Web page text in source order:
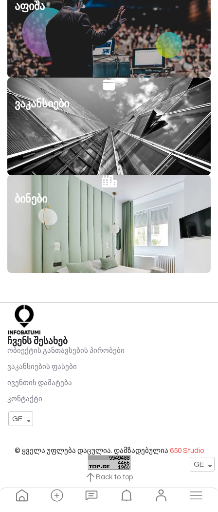
GE
აფიშა
ვაკანსიები
ბინები
ჩვენს შესახებ
ობიექტის განთავსების პირობები
ვაკანსიების ფასები
ივენთის დამატება
კონტაქტი
GE
© ყველა უფლება დაცულია. დამზადებულია 650 Studio
Back to top